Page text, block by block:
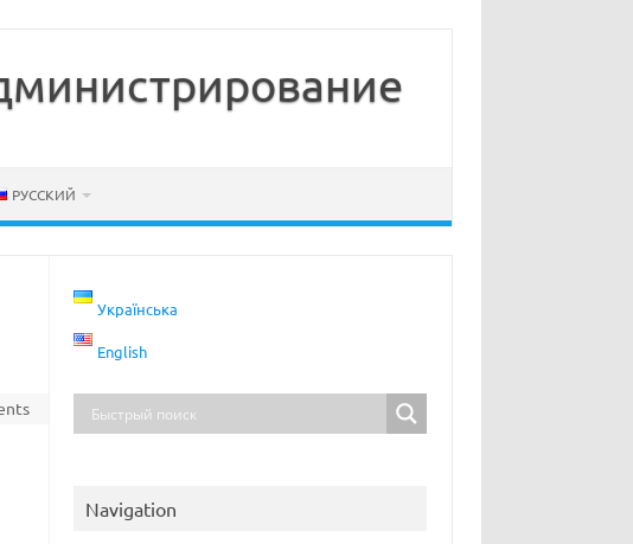
РУССКИЙ
Українська
English
Navigation